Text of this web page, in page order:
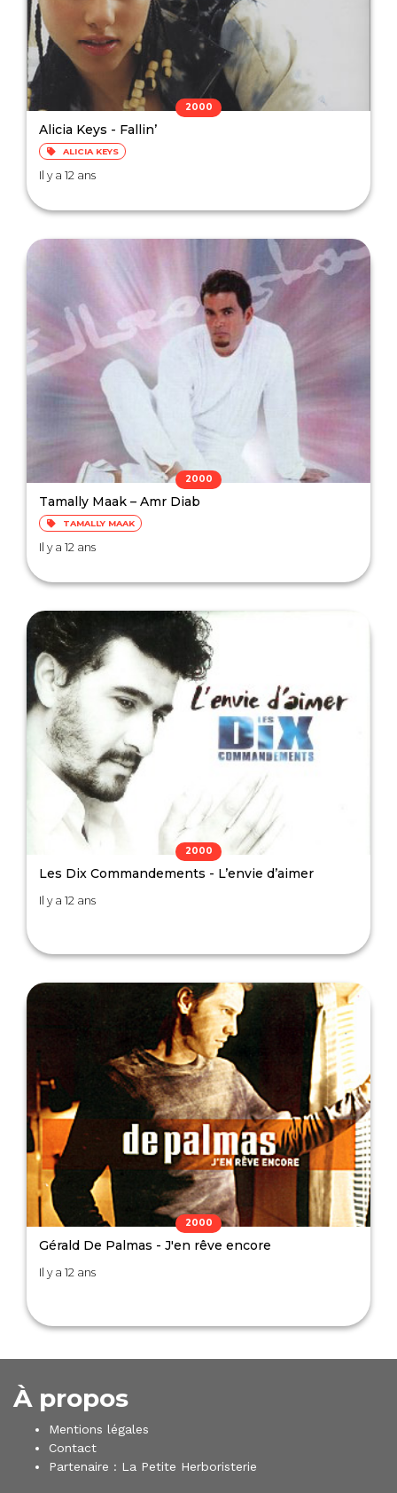
2000
Alicia Keys - Fallin’
ALICIA KEYS
Il y a 12 ans
2000
Tamally Maak – Amr Diab
TAMALLY MAAK
Il y a 12 ans
2000
Les Dix Commandements - L’envie d’aimer
Il y a 12 ans
2000
Gérald De Palmas - J'en rêve encore
Il y a 12 ans
À propos
Mentions légales
Contact
Partenaire : La Petite Herboristerie